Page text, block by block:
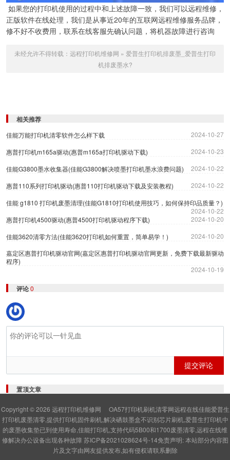
如果您的打印机使用的过程中和上述故障一致，我们可以远程维修，
正版软件在线处理，我们是从事近20年的互联网远程维修服务品牌，
修不好不收费用，联系在线客服先确认问题，将机器故障进行咨询
未经允许不得转载： 远程打印机维修网 » 爱普生打印机排废墨_爱普生打印
机排废墨水?
相关推荐
佳能万能打印机清零软件怎么样下载
2024-10-27
惠普打印机m165a驱动(惠普m165a打印机驱动下载)
2024-10-23
佳能G3800墨水收集器(佳能G3800解决喷墨打印机墨水浪费问题)
2024-10-22
惠普110系列打印机驱动(惠普110打印机驱动下载及安装教程)
2024-10-22
佳能 g1810 打印机废墨清理(佳能G1810打印机使用技巧，如何保持印品质量？)
2024-10-22
惠普打印机4500驱动(惠普4500打印机驱动程序下载)
2024-10-20
佳能3620清零方法(佳能3620打印机如何重置，简单易学！)
2024-10-20
嘉定区惠普打印机驱动官网(嘉定区惠普打印机驱动官网更新，免费下载最新驱动
程序)
2024-10-19
评论0
提交评论
置顶文章
Copyright © 2026 远程打印机维修网
OA57打印机刷机清零网远程在线佳能爱普生
打印机废墨清零,提供打印机固件刷机,解决硒鼓墨盒不识别芯片刷机,爱普生打印机中
的废墨收集垫已到使用寿命,佳能打印机,支持代码5B00和1700废墨清零,远程在线维
修解决办公设备出现各种故障 苏ICP备2021028624号-14免责声明: 本站部分内容图
片及文字由网友提供发布,如有侵权请联系删除